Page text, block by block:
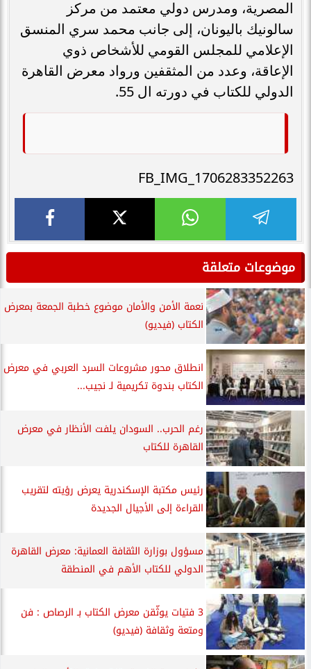
المصرية، ومدرس دولي معتمد من مركز
سالونيك باليونان، إلى جانب محمد سري المنسق
الإعلامي للمجلس القومي للأشخاص ذوي
الإعاقة، وعدد من المثقفين ورواد معرض القاهرة
الدولي للكتاب في دورته ال 55.
FB_IMG_1706283352263
موضوعات متعلقة
نعمة الأمن والأمان موضوع خطبة الجمعة بمعرض
الكتاب (فيديو)
انطلاق محور مشروعات السرد العربي في معرض
الكتاب بندوة تكريمية لـ نجيب...
رغم الحرب.. السودان يلفت الأنظار في معرض
القاهرة للكتاب
رئيس مكتبة الإسكندرية يعرض رؤيته لتقريب
القراءة إلى الأجيال الجديدة
مسؤول بوزارة الثقافة العمانية: معرض القاهرة
الدولي للكتاب الأهم في المنطقة
3 فتيات يوثّقن معرض الكتاب بـ الرصاص : فن
ومتعة وثقافة (فيديو)